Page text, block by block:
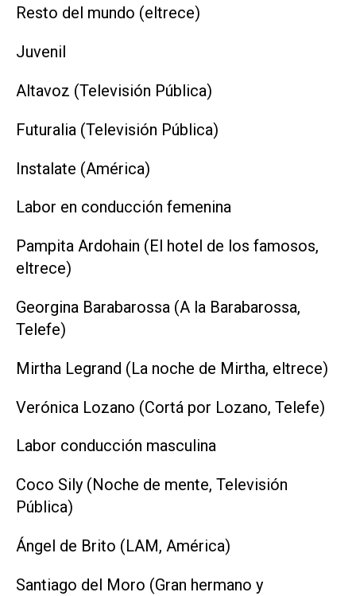
Resto del mundo (eltrece)
Juvenil
Altavoz (Televisión Pública)
Futuralia (Televisión Pública)
Instalate (América)
Labor en conducción femenina
Pampita Ardohain (El hotel de los famosos,
eltrece)
Georgina Barabarossa (A la Barabarossa,
Telefe)
Mirtha Legrand (La noche de Mirtha, eltrece)
Verónica Lozano (Cortá por Lozano, Telefe)
Labor conducción masculina
Coco Sily (Noche de mente, Televisión
Pública)
Ángel de Brito (LAM, América)
Santiago del Moro (Gran hermano y